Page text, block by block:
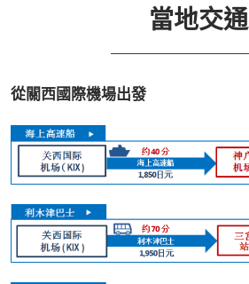
當地交通
從關西國際機場出發